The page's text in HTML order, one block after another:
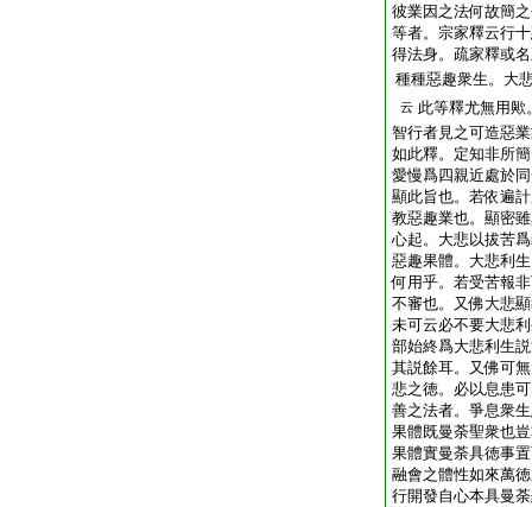
彼業因之法何故簡
等者。宗家釋云行
得法身。疏家釋或
種種惡趣衆生。大
云 此等釋尤無用歟
智行者見之可造惡
如此釋。定知非所
愛慢爲四親近處於
顯此旨也。若依遍
教惡趣業也。顯密
心起。大悲以拔苦
惡趣果體。大悲利
何用乎。若受苦報
不審也。又佛大悲
未可云必不要大悲
部始終爲大悲利生
其説餘耳。又佛可
悲之徳。必以息患
善之法者。爭息衆
果體既曼荼聖衆也
果體實曼荼具徳事
融會之體性如來萬
行開發自心本具曼